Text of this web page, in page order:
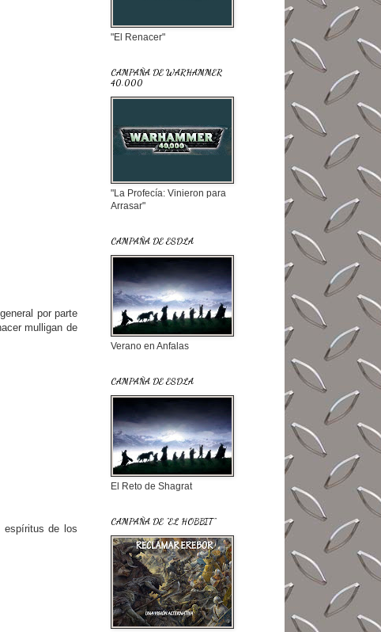
por parte
mulligan de
espíritus de los
"El Renacer"
CAMPAÑA DE WARHAMMER
40.000
"La Profecía: Vinieron para
Arrasar"
CAMPAÑA DE ESDLA
Verano en Anfalas
CAMPAÑA DE ESDLA
El Reto de Shagrat
CAMPAÑA DE "EL HOBBIT"